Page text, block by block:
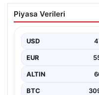
Türk
Ceylan Özgün
Türk sinemasında
Piyasa Verileri
USD
EUR
ALTIN
BTC